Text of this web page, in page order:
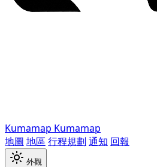
Kumamap Kumamap
地圖 地區 行程規劃 通知 回報
外觀